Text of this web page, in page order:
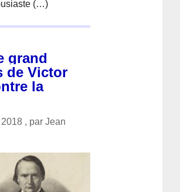
(…)
grand
de Victor
la
, par Jean